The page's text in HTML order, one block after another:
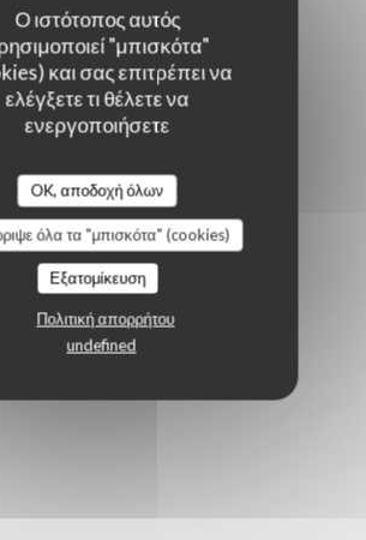
Ο ιστότοπος αυτός
"μπισκότα"
και σας επιτρέπει να
ελέγξετε τι θέλετε να
ενεργοποιήσετε
OK, αποδοχή όλων
όλα τα "μπισκότα" (cookies)
Εξατομίκευση
Πολιτική απορρήτου
undefined